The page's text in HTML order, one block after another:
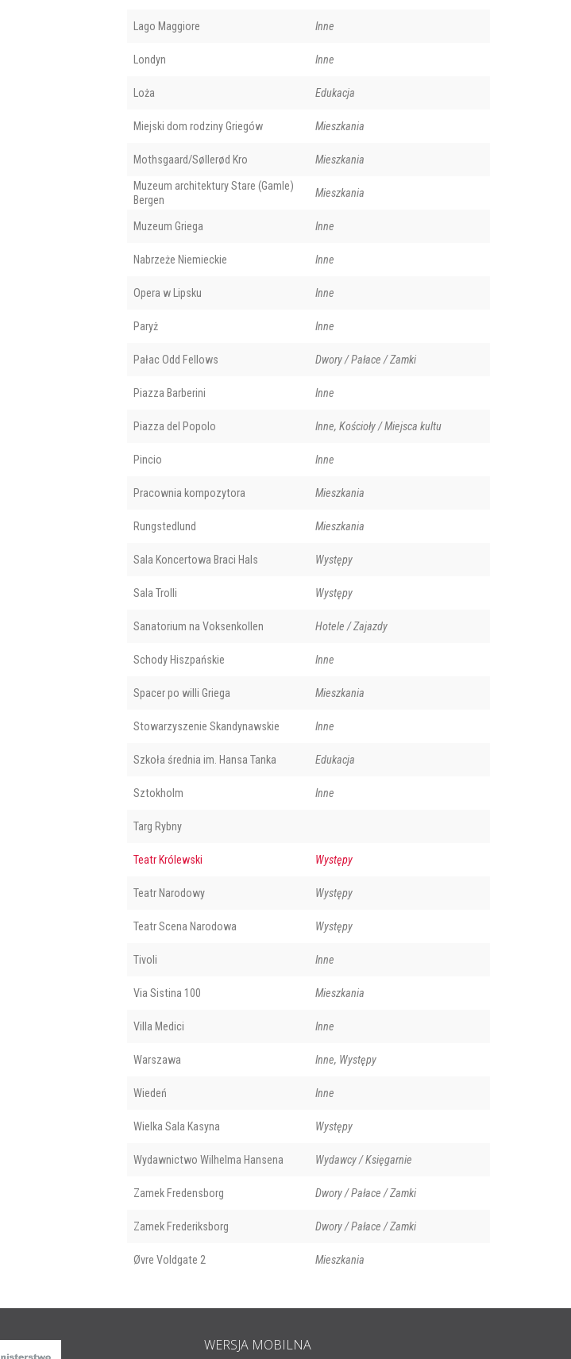
Lago Maggiore Inne
Londyn Inne
Loża Edukacja
Miejski dom rodziny Griegów Mieszkania
Mothsgaard/Søllerød Kro Mieszkania
Muzeum architektury Stare (Gamle)
Bergen
Mieszkania
Muzeum Griega Inne
Nabrzeże Niemieckie Inne
Opera w Lipsku Inne
Paryż Inne
Pałac Odd Fellows Dwory / Pałace / Zamki
Piazza Barberini Inne
Piazza del Popolo Inne, Kościoły / Miejsca kultu
Pincio Inne
Pracownia kompozytora Mieszkania
Rungstedlund Mieszkania
Sala Koncertowa Braci Hals Występy
Sala Trolli Występy
Sanatorium na Voksenkollen Hotele / Zajazdy
Schody Hiszpańskie Inne
Spacer po willi Griega Mieszkania
Stowarzyszenie Skandynawskie Inne
Szkoła średnia im. Hansa Tanka Edukacja
Sztokholm Inne
Targ Rybny
Teatr Królewski Występy
Teatr Narodowy Występy
Teatr Scena Narodowa Występy
Tivoli Inne
Via Sistina 100 Mieszkania
Villa Medici Inne
Warszawa Inne, Występy
Wiedeń Inne
Wielka Sala Kasyna Występy
Wydawnictwo Wilhelma Hansena Wydawcy / Księgarnie
Zamek Fredensborg Dwory / Pałace / Zamki
Zamek Frederiksborg Dwory / Pałace / Zamki
Øvre Voldgate 2 Mieszkania
WERSJA MOBILNA